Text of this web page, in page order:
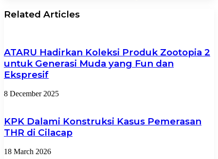
Related Articles
ATARU Hadirkan Koleksi Produk Zootopia 2
untuk Generasi Muda yang Fun dan
Ekspresif
8 December 2025
KPK Dalami Konstruksi Kasus Pemerasan
THR di Cilacap
18 March 2026